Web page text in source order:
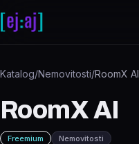
Katalog/Nemovitosti/RoomX AI
RoomX AI
Freemium Nemovitosti